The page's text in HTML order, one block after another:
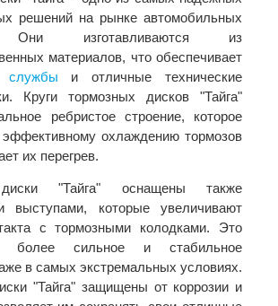
решений на рынке автомобильных
Они изготавливаются из
материалов, что обеспечивает
службы и отличные технические
Круги тормозных дисков "Тайга"
ребристое строение, которое
эффективному охлаждению тормозов
их перегрев.
"Тайга" оснащены также
выступами, которые увеличивают
с тормозными колодками. Это
более сильное и стабильное
в самых экстремальных условиях.
"Тайга" защищены от коррозии и